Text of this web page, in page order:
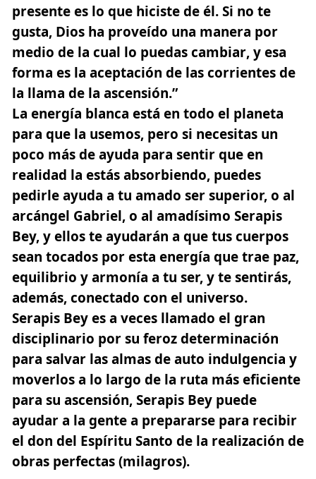
presente es lo que hiciste de él. Si no te
gusta, Dios ha proveído una manera por
medio de la cual lo puedas cambiar, y esa
forma es la aceptación de las corrientes de
la llama de la ascensión.”
La energía blanca está en todo el planeta
para que la usemos, pero si necesitas un
poco más de ayuda para sentir que en
realidad la estás absorbiendo, puedes
pedirle ayuda a tu amado ser superior, o al
arcángel Gabriel, o al amadísimo Serapis
Bey, y ellos te ayudarán a que tus cuerpos
sean tocados por esta energía que trae paz,
equilibrio y armonía a tu ser, y te sentirás,
además, conectado con el universo.
Serapis Bey es a veces llamado el gran
disciplinario por su feroz determinación
para salvar las almas de auto indulgencia y
moverlos a lo largo de la ruta más eficiente
para su ascensión,Serapis Bey puede
ayudar a la gente a prepararse para recibir
el don del Espíritu Santo de la realización de
obras perfectas (milagros).